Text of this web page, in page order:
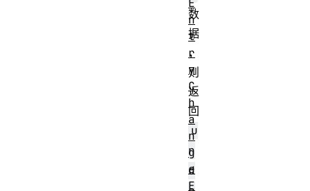
数
据
，
则
返
回
u
n
d
n
t
r
y
C
h
a
n
g
e
E